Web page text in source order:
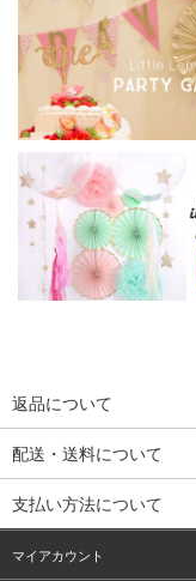
返品について
配送・送料について
支払い方法について
マイアカウント